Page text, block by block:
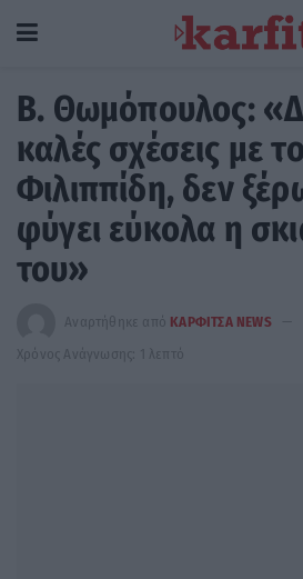
Β. Θωμόπουλος:
καλές σχέσεις με
Φιλιππίδη, δεν
φύγει εύκολα η
του»
Αναρτήθηκε από ΚΑΡΦΙΤΣΑ NEWS
Χρόνος Ανάγνωσης: 1 λεπτό